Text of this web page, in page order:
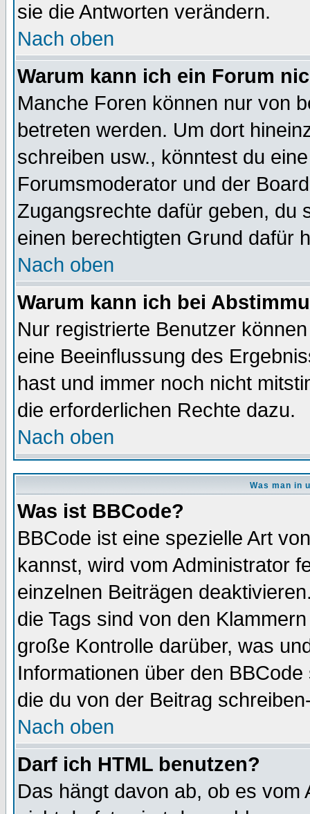
sie die Antworten verändern.
Nach oben
Warum kann ich ein Forum
Manche Foren können nur von
betreten werden. Um dort
schreiben usw., könntest du
Forumsmoderator und der
Zugangsrechte dafür geben, du
einen berechtigten Grund dafür
Nach oben
Warum kann ich bei
Nur registrierte Benutzer
eine Beeinflussung des
hast und immer noch nicht
die erforderlichen Rechte dazu.
Nach oben
Was man in
Was ist BBCode?
BBCode ist eine spezielle Art
kannst, wird vom Administrator
einzelnen Beiträgen
die Tags sind von den
große Kontrolle darüber, was
Informationen über den
die du von der Beitrag
Nach oben
Darf ich HTML benutzen?
Das hängt davon ab, ob es